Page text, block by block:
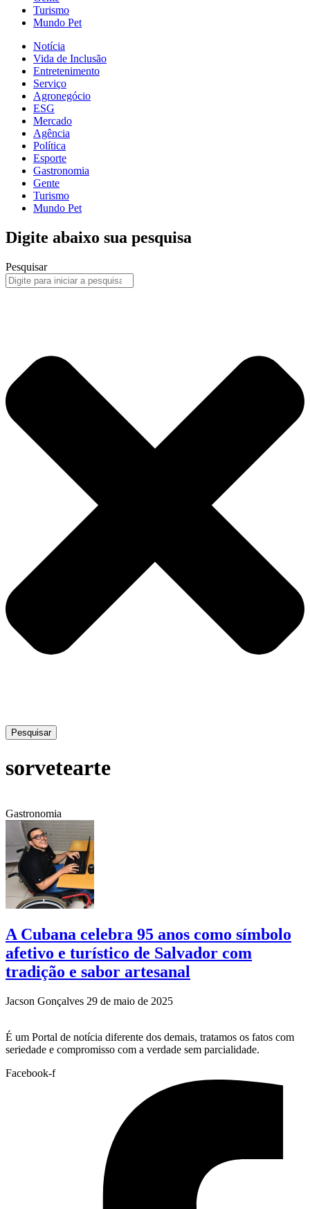
Turismo
Mundo Pet
Notícia
Vida de Inclusão
Entretenimento
Serviço
Agronegócio
ESG
Mercado
Agência
Política
Esporte
Gastronomia
Gente
Turismo
Mundo Pet
Digite abaixo sua pesquisa
Pesquisar
Pesquisar
sorvetearte
Gastronomia
A Cubana celebra 95 anos como símbolo
afetivo e turístico de Salvador com
tradição e sabor artesanal
Jacson Gonçalves 29 de maio de 2025
É um Portal de notícia diferente dos demais, tratamos os fatos com
seriedade e compromisso com a verdade sem parcialidade.
Facebook-f